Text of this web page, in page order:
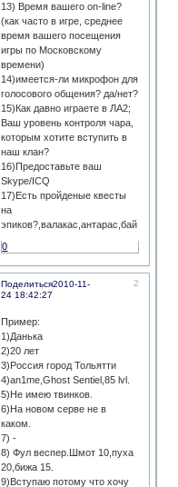
13) Время вашего on-line?
(как часто в игре, среднее
время вашего посещения
игры по Московскому
времени)
14)имеется-ли микрофон для
голосового общения? да/нет?
15)Как давно играете в ЛА2;
Ваш уровень контроля чара,
которым хотите вступить в
наш клан?
16)Предоставьте ваш
Skype/ICQ
17)Есть пройденые квесты
на
эпиков?,валакас,антарас,бай
0
Поделиться 2
2010-11-
24 18:42:27
Пример:
1)Данька
2)20 лет
3)Россия город Тольятти
4)an1me,Ghost Sentiel,85 lvl.
5)Не имею твинков.
6)На новом серве не в
каком.
7) -
8) Фул веспер.Шмот 10,пуха
20,бижа 15.
9)Вступаю потому что хочу